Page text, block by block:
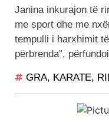
Janina inkurajon të
me sport dhe me
tempulli i harxhimit
përbrenda”,
GRA, KARATE,